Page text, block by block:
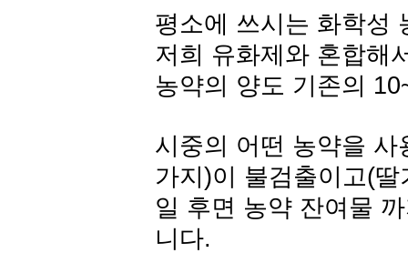
평소에 쓰시는 화학성
저희 유화제와 혼합해
농약의 양도 기존의
시중의 어떤 농약을
가지)이 불검출이고(
일 후면 농약 잔여물
니다.